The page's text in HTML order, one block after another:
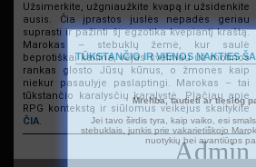
Užsimerkite, užgniaužkite kvapą ir užsidenkite
ausis. Čia įprastos juslės nepadės geriau
suprasti ir pažinti šį egzotika kvepiantį kraštą.
Marokas – stebuklų žemė, kur saulė
beprotiškai kaitina, vėjas švelniau už motinos
rankas glosto Jūsų kūnus, o žmonės kaip
niekur pasaulyje paslaptingi. Marokas – tai
tūkstančio karalysčių karalystė. Plačiau apie
RPG kontekstą ir siūlomus veikėjus skaitykite
ČIA.
Admin
TŪKSTANČIO IR VIENOS NAKTIES
Mrehba, tautieti ar tiesiog
Jei tavo širdis tyra, kaip vaiko, esi
stebuklais, junkis prie vakarietiškojo
nuotykių bei avantiūros